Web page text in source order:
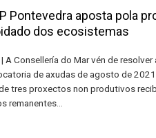
Pontevedra aposta pola
dos ecosistemas
A Consellería do Mar vén de resolver
de axudas de agosto de
tres proxectos non produtivos
remanentes…